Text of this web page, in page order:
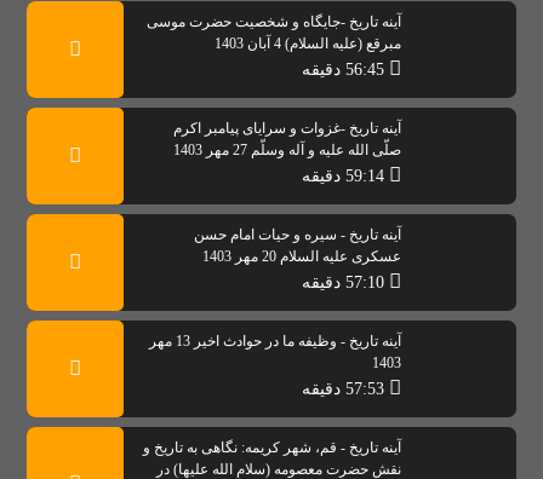
آینه تاریخ -جایگاه و شخصیت حضرت موسی
مبرقع (علیه السلام) 4 آبان 1403
آینه تاریخ -غزوات و سرایای پیامبر اکرم
صلّی الله علیه و آله وسلّم 27 مهر 1403
آینه تاریخ - سیره و حیات امام حسن
عسکری علیه السلام 20 مهر 1403
آینه تاریخ - وظیفه ما در حوادث اخیر 13 مهر
1403
آینه تاریخ - قم، شهر کریمه: نگاهی به تاریخ و
نقش حضرت معصومه (سلام الله علیها) در